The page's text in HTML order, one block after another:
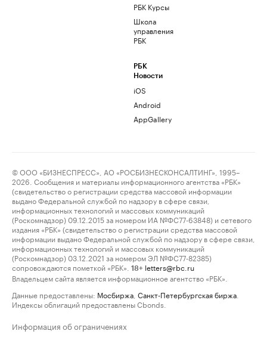
РБК Курсы
Школа
управления
РБК
РБК
Новости
iOS
Android
AppGallery
© ООО «БИЗНЕСПРЕСС», АО «РОСБИЗНЕСКОНСАЛТИНГ», 1995–
2026. Сообщения и материалы информационного агентства «РБК»
(свидетельство о регистрации средства массовой информации
выдано Федеральной службой по надзору в сфере связи,
информационных технологий и массовых коммуникаций
(Роскомнадзор) 09.12.2015 за номером ИА №ФС77-63848) и сетевого
издания «РБК» (свидетельство о регистрации средства массовой
информации выдано Федеральной службой по надзору в сфере связи,
информационных технологий и массовых коммуникаций
(Роскомнадзор) 03.12.2021 за номером ЭЛ №ФС77-82385)
сопровождаются пометкой «РБК».
18+ letters@rbc.ru
Владельцем сайта является информационное агентство «РБК».
Данные предоставлены: Мосбиржа Санкт-Петербургская биржа
Индексы облигаций предоставлены Cbonds.
Информация об ограничениях